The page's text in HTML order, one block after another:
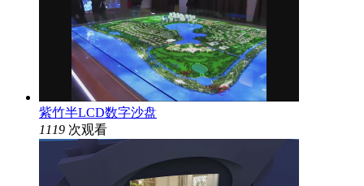
紫竹半LCD数字沙盘
1119 次观看